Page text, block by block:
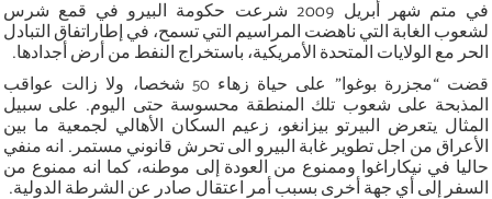
في متم شهر أبريل 2009 شرعت حكومة البيرو في قمع شرس
لشعوب الغابة التي ناهضت المراسيم التي تسمح، في إطاراتفاق التبادل
الحر مع الولايات المتحدة الأمريكية، باستخراج النفط من أرض أجدادها.
قضت “مجزرة بوغوا” على حياة زهاء 50 شخصا، ولا زالت عواقب
المذبحة على شعوب تلك المنطقة محسوسة حتى اليوم. على سبيل
المثال يتعرض البيرتو بيزانغو، زعيم السكان الأهالي لجمعية ما بين
الأعراق من اجل تطوير غابة البيرو الى تحرش قانوني مستمر. انه منفي
حاليا في نيكاراغوا وممنوع من العودة إلى موطنه، كما انه ممنوع من
السفر إلى أي جهة أخرى بسبب أمر اعتقال صادر عن الشرطة الدولية.